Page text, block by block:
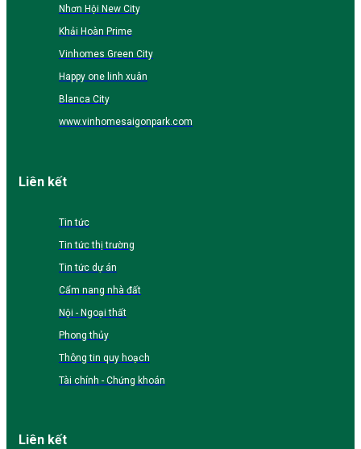
Nhơn Hội New City
Khải Hoàn Prime
Vinhomes Green City
Happy one linh xuân
Blanca City
www.vinhomesaigonpark.com
Liên kết
Tin tức
Tin tức thị trường
Tin tức dự án
Cẩm nang nhà đất
Nội - Ngoại thất
Phong thủy
Thông tin quy hoạch
Tài chính - Chứng khoán
Liên kết